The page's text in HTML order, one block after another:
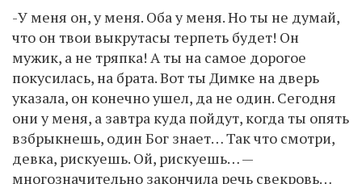
-У меня он, у меня. Оба у меня. Но ты не думай,
что он твои выкрутасы терпеть будет! Он
мужик, а не тряпка! А ты на самое дорогое
покусилась, на брата. Вот ты Димке на дверь
указала, он конечно ушел, да не один. Сегодня
они у меня, а завтра куда пойдут, когда ты опять
взбрыкнешь, один Бог знает… Так что смотри,
девка, рискуешь. Ой, рискуешь… —
многозначительно закончила речь свекровь…